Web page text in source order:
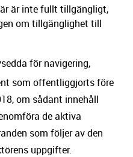
är inte fullt tillgängligt,
om tillgänglighet till
för navigering,
som offentliggjorts före
om sådant innehåll
de aktiva
som följer av den
uppgifter.